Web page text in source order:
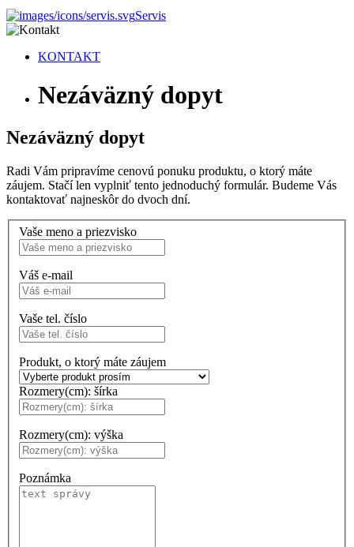
Servis
KONTAKT
Nezáväzný dopyt
Nezáväzný dopyt
Radi Vám pripravíme cenovú ponuku produktu, o ktorý máte
záujem. Stačí len vyplniť tento jednoduchý formulár. Budeme Vás
kontaktovať najneskôr do dvoch dní.
Vaše meno a priezvisko
Váš e-mail
Vaše tel. číslo
Produkt, o ktorý máte záujem
Rozmery(cm): šírka
Rozmery(cm): výška
Poznámka